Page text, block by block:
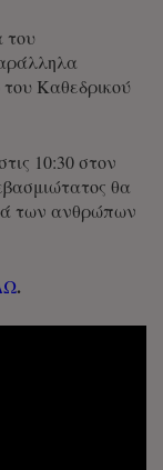
του
Καθεδρικού
10:30 στον
θα
των ανθρώπων
.